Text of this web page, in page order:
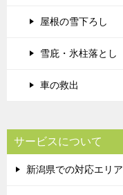
屋根の雪下ろし
雪庇・氷柱落とし
車の救出
サービスについて
新潟県での対応エリア